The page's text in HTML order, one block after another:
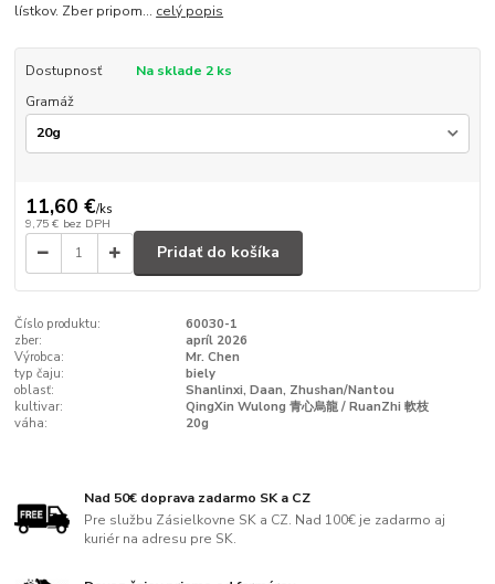
lístkov. Zber pripom... celý popis
Dostupnosť
Na sklade 2 ks
Gramáž
11,60 €/ks
9,75 € bez DPH
Pridať do košíka
Číslo produktu:
60030-1
zber:
apríl 2026
Výrobca:
Mr. Chen
typ čaju:
biely
oblasť:
Shanlinxi, Daan, Zhushan/Nantou
kultivar:
QingXin Wulong 青心烏龍 / RuanZhi 軟枝
váha:
20g
Nad 50€ doprava zadarmo SK a CZ
Pre službu Zásielkovne SK a CZ. Nad 100€ je zadarmo aj
kuriér na adresu pre SK.